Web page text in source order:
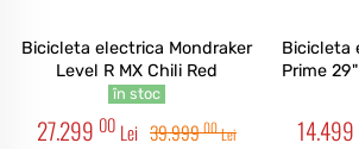
Bicicleta electrica Mondraker
Level R MX Chili Red
în stoc
27.299 00 Lei 39.99900Lei
Bicicleta
Prime
14.499